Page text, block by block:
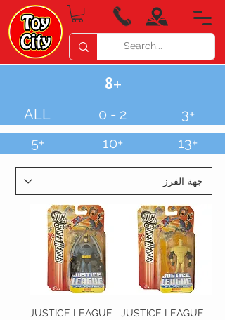
8+
ALL 0 - 2 3+
JUSTICE LEAGUE
JUSTICE LEAGUE
5+ 10+ 13+